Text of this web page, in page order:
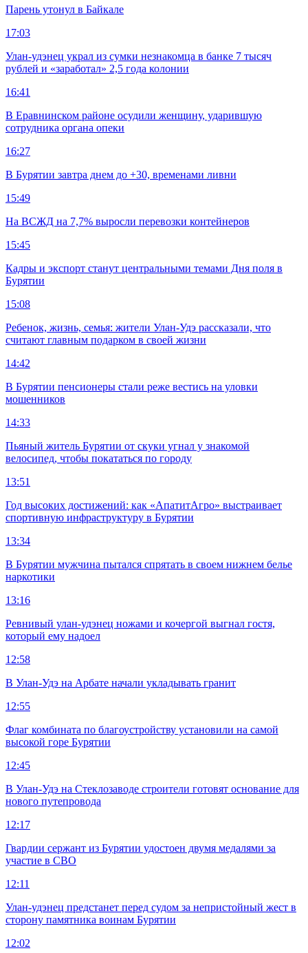
Парень утонул в Байкале
17:03
Улан-удэнец украл из сумки незнакомца в банке 7 тысяч
рублей и «заработал» 2,5 года колонии
16:41
В Еравнинском районе осудили женщину, ударившую
сотрудника органа опеки
16:27
В Бурятии завтра днем до +30, временами ливни
15:49
На ВСЖД на 7,7% выросли перевозки контейнеров
15:45
Кадры и экспорт станут центральными темами Дня поля в
Бурятии
15:08
Ребенок, жизнь, семья: жители Улан-Удэ рассказали, что
считают главным подарком в своей жизни
14:42
В Бурятии пенсионеры стали реже вестись на уловки
мошенников
14:33
Пьяный житель Бурятии от скуки угнал у знакомой
велосипед, чтобы покататься по городу
13:51
Год высоких достижений: как «АпатитАгро» выстраивает
спортивную инфраструктуру в Бурятии
13:34
В Бурятии мужчина пытался спрятать в своем нижнем белье
наркотики
13:16
Ревнивый улан-удэнец ножами и кочергой выгнал гостя,
который ему надоел
12:58
В Улан-Удэ на Арбате начали укладывать гранит
12:55
Флаг комбината по благоустройству установили на самой
высокой горе Бурятии
12:45
В Улан-Удэ на Стеклозаводе строители готовят основание для
нового путепровода
12:17
Гвардии сержант из Бурятии удостоен двумя медалями за
участие в СВО
12:11
Улан-удэнец предстанет перед судом за непристойный жест в
сторону памятника воинам Бурятии
12:02